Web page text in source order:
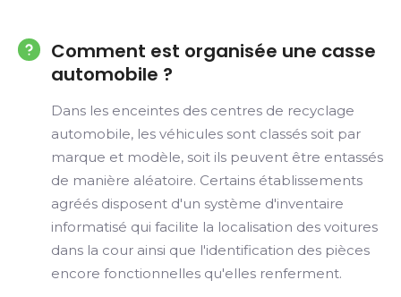
Comment est organisée une casse
automobile ?
Dans les enceintes des centres de recyclage
automobile, les véhicules sont classés soit par
marque et modèle, soit ils peuvent être entassés
de manière aléatoire. Certains établissements
agréés disposent d'un système d'inventaire
informatisé qui facilite la localisation des voitures
dans la cour ainsi que l'identification des pièces
encore fonctionnelles qu'elles renferment.